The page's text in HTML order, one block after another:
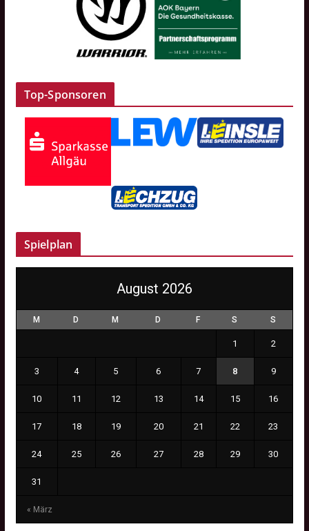
Top-Sponsoren
Spielplan
August 2026
M D M D F S S
« März
1 2
3 4 5 6 7 8 9
10 11 12 13 14 15 16
17 18 19 20 21 22 23
24 25 26 27 28 29 30
31